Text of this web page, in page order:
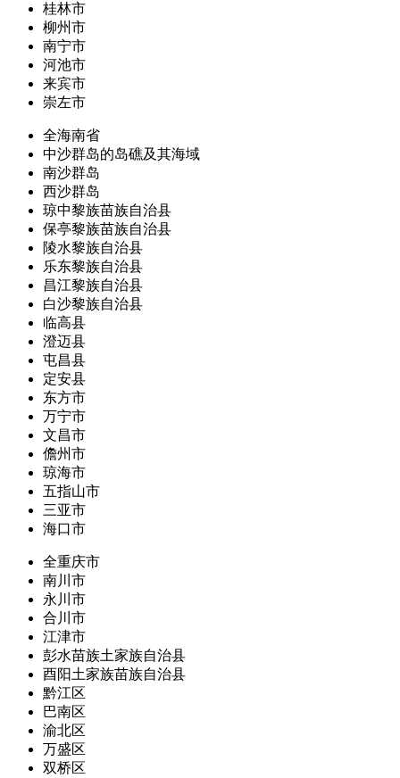
桂林市
柳州市
南宁市
河池市
来宾市
崇左市
全海南省
中沙群岛的岛礁及其海域
南沙群岛
西沙群岛
琼中黎族苗族自治县
保亭黎族苗族自治县
陵水黎族自治县
乐东黎族自治县
昌江黎族自治县
白沙黎族自治县
临高县
澄迈县
屯昌县
定安县
东方市
万宁市
文昌市
儋州市
琼海市
五指山市
三亚市
海口市
全重庆市
南川市
永川市
合川市
江津市
彭水苗族土家族自治县
酉阳土家族苗族自治县
黔江区
巴南区
渝北区
万盛区
双桥区